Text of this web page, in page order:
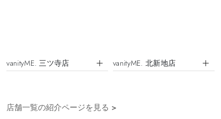
vanityME. 三ツ寺店 vanityME. 北新地店
店舗一覧の紹介ページを見る >